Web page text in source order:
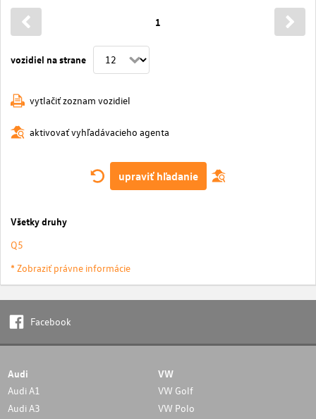
vozidiel na strane
1
vytlačiť zoznam vozidiel
aktivovať vyhľadávacieho agenta
upraviť hľadanie
Všetky druhy
Q5
* Zobraziť právne informácie
Facebook
Audi
Audi A1
Audi A3
VW
VW Golf
VW Polo